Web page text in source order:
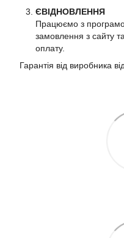
ЄВІДНОВЛЕННЯ
Працюємо з
замовлення з сайту
оплату.
Гарантія від виробника